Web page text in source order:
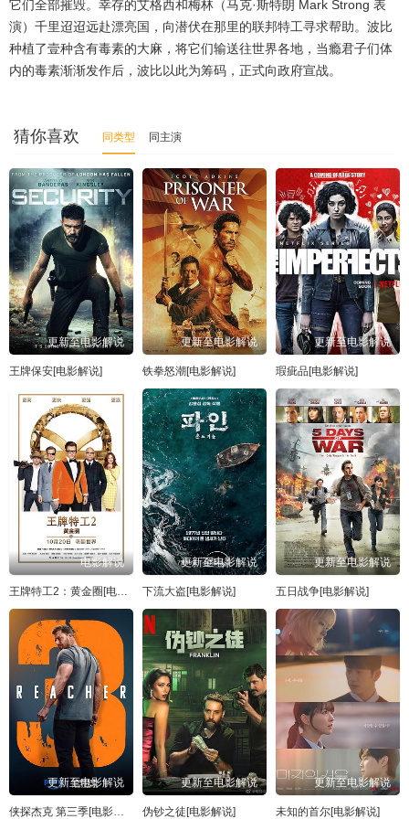
它们全部摧毁。幸存的艾格西和梅林（马克·斯特朗 Mark Strong 表
演）千里迢迢远赴漂亮国，向潜伏在那里的联邦特工寻求帮助。波比
种植了壹种含有毒素的大麻，将它们输送往世界各地，当瘾君子们体
内的毒素渐渐发作后，波比以此为筹码，正式向政府宣战。
猜你喜欢 同类型 同主演
更新至电影解说
王牌保安[电影解说]
更新至电影解说
铁拳怒潮[电影解说]
更新至电影解说
瑕疵品[电影解说]
电影解说
王牌特工2：黄金圈[电影解说]
更新至电影解说
下流大盗[电影解说]
更新至电影解说
五日战争[电影解说]
更新至电影解说
侠探杰克 第三季[电影解说]
更新至电影解说
伪钞之徒[电影解说]
更新至电影解说
未知的首尔[电影解说]